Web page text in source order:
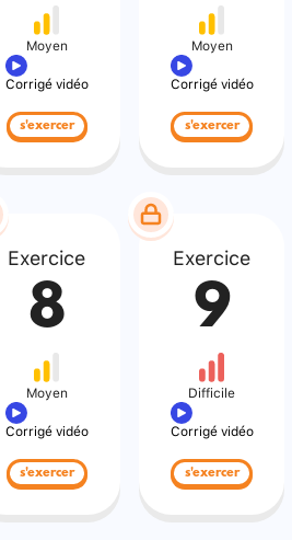
Moyen
Corrigé vidéo
s'exercer
Moyen
Corrigé vidéo
s'exercer
Exercice
8
Moyen
Corrigé vidéo
s'exercer
Exercice
9
Difficile
Corrigé vidéo
s'exercer